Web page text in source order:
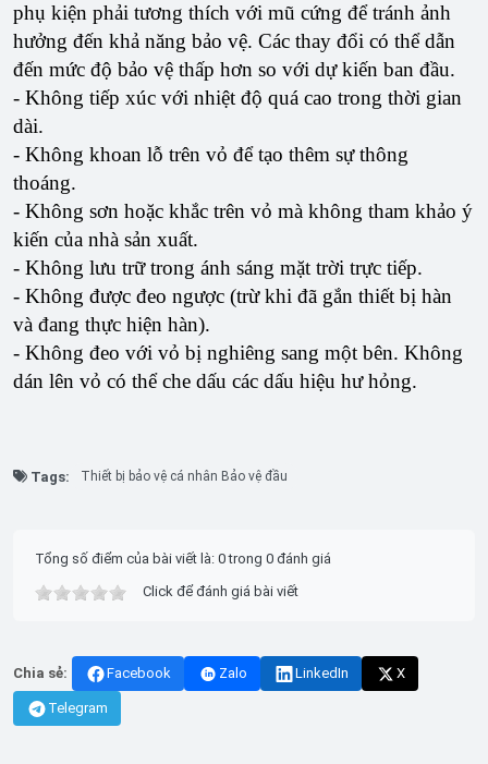
phụ kiện phải tương thích với mũ cứng để tránh ảnh
hưởng đến khả năng bảo vệ. Các thay đổi có thể dẫn
đến mức độ bảo vệ thấp hơn so với dự kiến ​​ban đầu.
- Không tiếp xúc với nhiệt độ quá cao trong thời gian
dài.
- Không khoan lỗ trên vỏ để tạo thêm sự thông
thoáng.
- Không sơn hoặc khắc trên vỏ mà không tham khảo ý
kiến ​​của nhà sản xuất.
- Không lưu trữ trong ánh sáng mặt trời trực tiếp.
- Không được đeo ngược (trừ khi đã gắn thiết bị hàn
và đang thực hiện hàn).
- Không đeo với vỏ bị nghiêng sang một bên. Không
dán lên vỏ có thể che dấu các dấu hiệu hư hỏng.
Tags: Thiết bị bảo vệ cá nhân Bảo vệ đầu
Tổng số điểm của bài viết là: 0 trong 0 đánh giá
Click để đánh giá bài viết
Chia sẻ: Facebook Zalo LinkedIn X
Telegram